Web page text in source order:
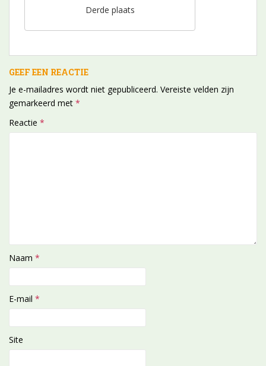
Derde plaats
GEEF EEN REACTIE
Je e-mailadres wordt niet gepubliceerd. Vereiste velden zijn
gemarkeerd met *
Reactie *
Naam *
E-mail *
Site